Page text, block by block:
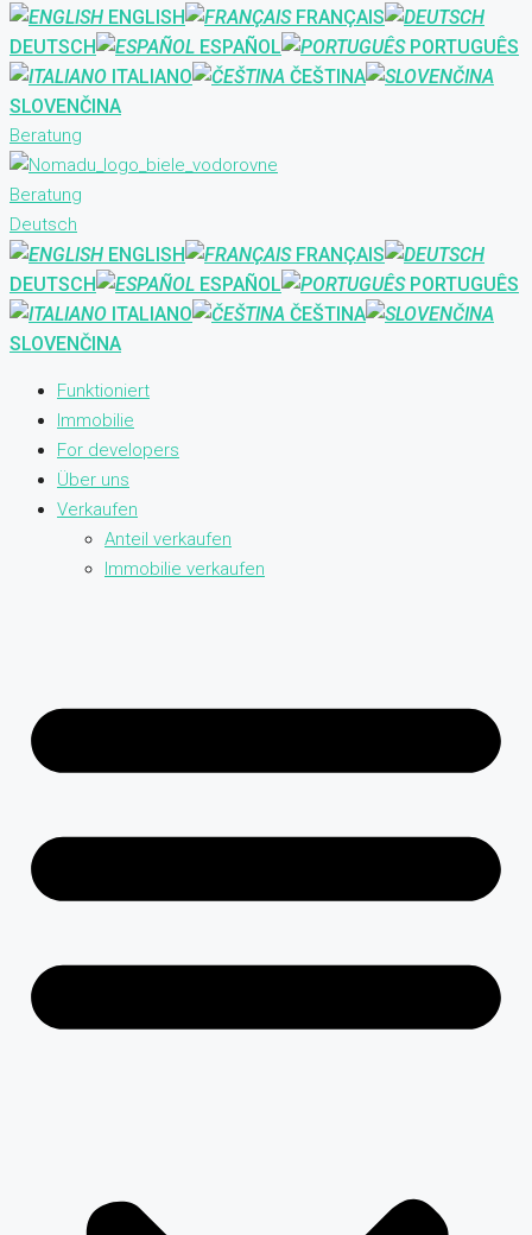
ENGLISH
FRANÇAIS
DEUTSCH
ESPAÑOL
PORTUGUÊS
ITALIANO
ČEŠTINA
SLOVENČINA
Beratung
Beratung
Deutsch
ENGLISH
FRANÇAIS
DEUTSCH
ESPAÑOL
PORTUGUÊS
ITALIANO
ČEŠTINA
SLOVENČINA
Funktioniert
Immobilie
For developers
Über uns
Verkaufen
Anteil verkaufen
Immobilie verkaufen